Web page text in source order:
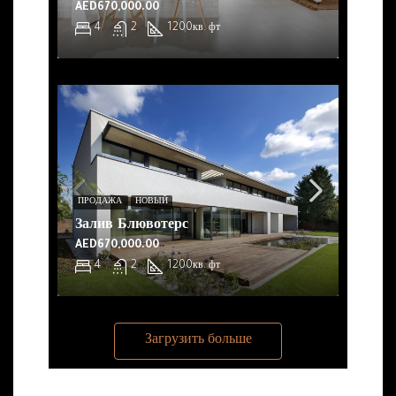
4 2 1200кв. фт
AED670,000.00
Залив Блювотерс
4 2 1200кв. фт
AED670,000.00
ПРОДАЖА НОВЫЙ
Загрузить больше